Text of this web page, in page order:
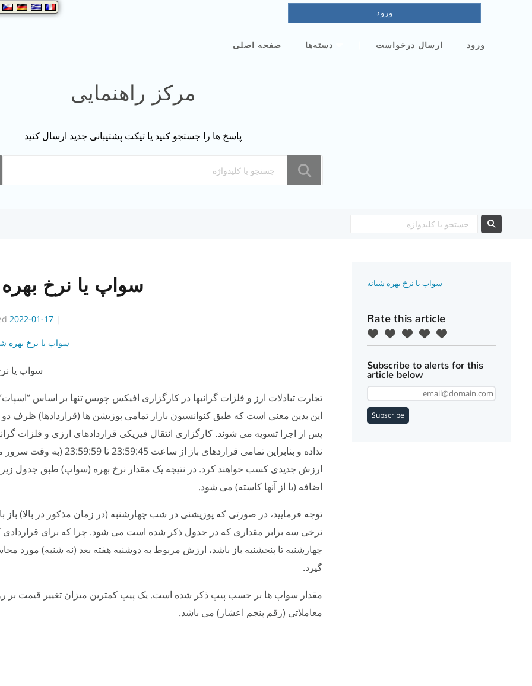
مرکز راهنمایی
پاسخ ها را جستجو کنید یا تیکت پشتیبانی جدید ارسال کنید
صفحه اصلی دسته‌ها ارسال درخواست ورود
ورود
سواپ یا نرخ
2022-01-17
سواپ یا نرخ بهره
سواپ یا
تجارت تبادلات ارز و فلزات گرانبها در کارگزاری افیکس چویس تنها بر اساس
این بدین معنی است که طبق کنوانسیون بازار تمامی پوزیشن ها (قراردادها) ظرف
پس از اجرا تسویه می شوند. کارگزاری انتقال فیزیکی قراردادهای ارزی و فلزات
نداده و بنابراین تمامی قراردهای باز از ساعت 23:59:45
ارزش جدیدی کسب خواهند کرد. در نتیجه یک مقدار نرخ بهره (سواپ) طبق جدول زیر
اضافه (یا از آنها کاسته) می شود.
توجه فرمایید، در صورتی که پوزیشنی در شب چهارشنبه (در زمان مذکور در بالا) باز
نرخی سه برابر مقداری که در جدول ذکر شده است می شود. چرا که برای قراردادی
چهارشنبه تا پنجشنبه باز باشد، ارزش مربوط به دوشنبه هفته بعد (نه شنبه) مورد
گیرد.
مقدار سواپ ها بر حسب پیپ ذکر شده است. یک پیپ کمترین میزان تغییر قیمت بر
معاملاتی (رقم پنجم اعشار) می باشد.
سواپ یا نرخ بهره شبانه
Rate this article
Subscribe to alerts for this
article below
Subscribe